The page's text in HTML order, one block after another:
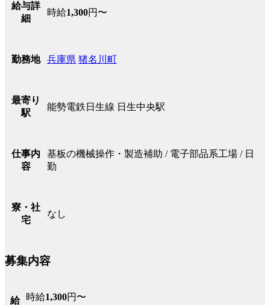
給与詳
細
時給1,300円〜
勤務地 兵庫県 猪名川町
最寄り
駅
能勢電鉄日生線 日生中央駅
仕事内
容
基板の機械操作・製造補助 / 電子部品系工場 / 日
勤
寮・社
宅
なし
募集内容
給
時給1,300円〜